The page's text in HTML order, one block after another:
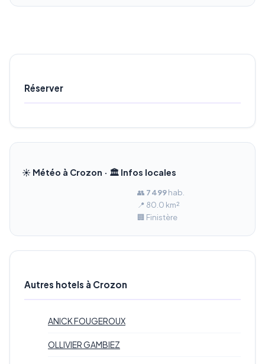
Réserver
☀️ Météo à Crozon · 🏛️ Infos locales
👥 7 499hab.
📍 80.0 km²
🏢 Finistère
Autres hotels à Crozon
ANICK FOUGEROUX
OLLIVIER GAMBIEZ